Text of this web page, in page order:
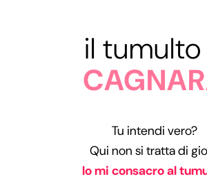
il tumulto
Tu intendi vero?
Qui non si tratta di
Io mi consacro al